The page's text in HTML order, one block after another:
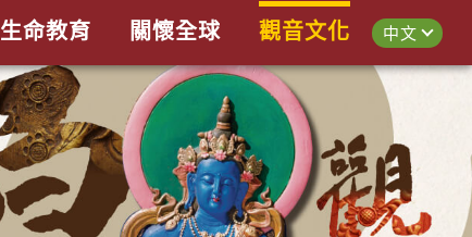
生命教育 關懷全球 觀音文化 中文